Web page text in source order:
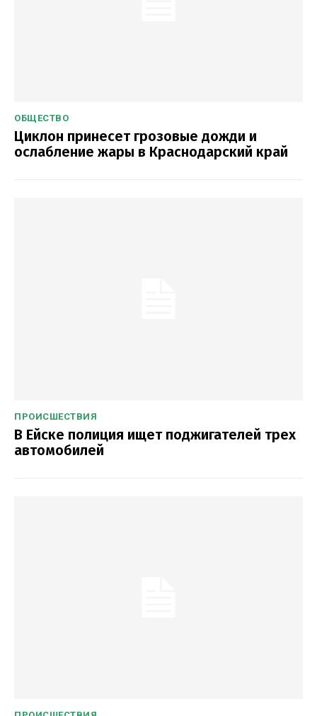
ОБЩЕСТВО
Циклон принесет грозовые дожди и
ослабление жары в Краснодарский край
ПРОИСШЕСТВИЯ
В Ейске полиция ищет поджигателей трех
автомобилей